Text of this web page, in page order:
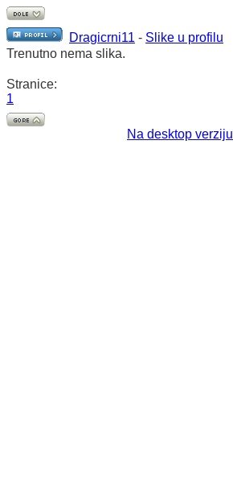
Dragicrni11 - Slike u profilu
Trenutno nema slika.
Stranice:
1
Na desktop verziju